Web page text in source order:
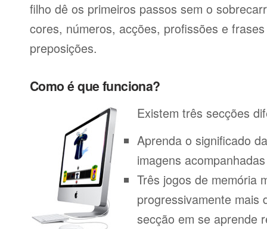
filho dê os primeiros passos sem o
cores, números, acções, profissões e
preposições.
Como é que funciona?
Existem três secções
Aprenda o significado
imagens
Três jogos de memória
progressivamente mais
secção em se aprende